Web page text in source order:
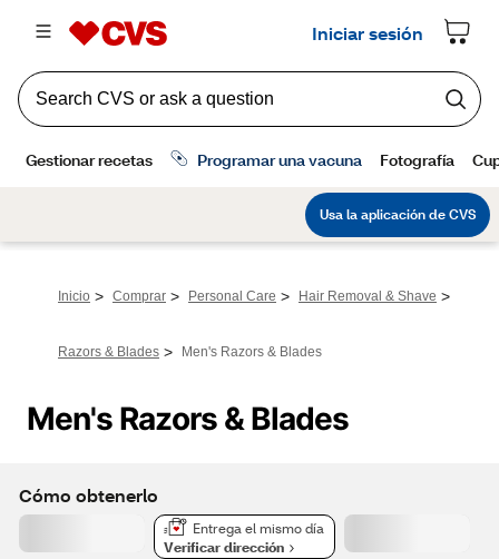
Inicio > Comprar > Personal Care > Hair Removal & Shave >
Razors & Blades > Men's Razors & Blades
Men's Razors & Blades
Cómo obtenerlo
Entrega el mismo día
Verificar dirección